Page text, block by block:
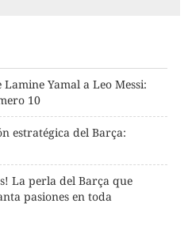
Yamal a Leo Messi:
10
estratégica del Barça:
La perla del Barça que
pasiones en toda